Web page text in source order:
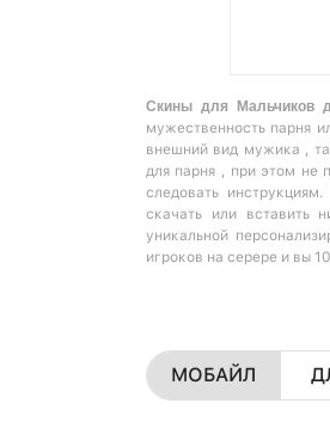
Скины для Мальчиков
мужественность парня
внешний вид мужика ,
для парня , при этом не
следовать
скачать или вставить
уникальной
игроков на серере и вы
МОБАЙЛ